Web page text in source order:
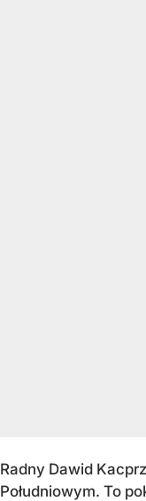
Radny Dawid
Południowym. To